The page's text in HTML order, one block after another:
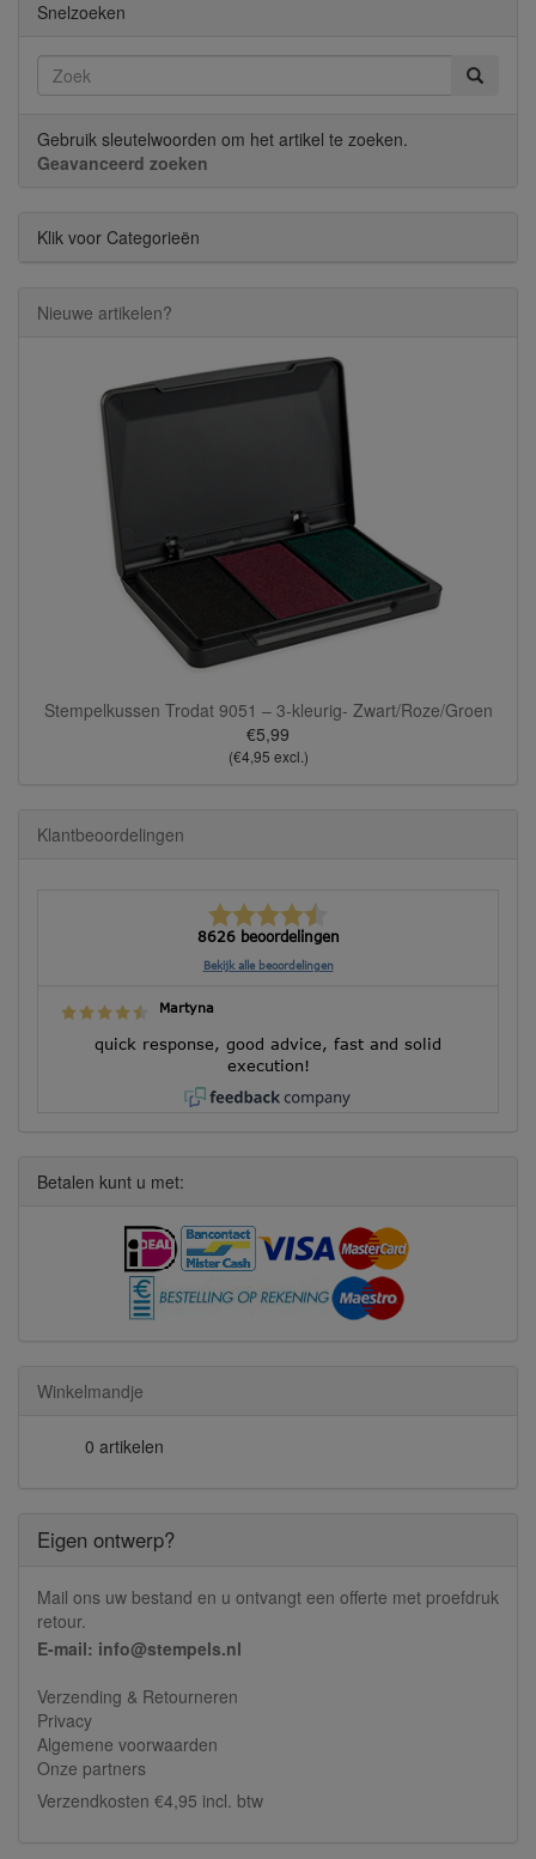
Snelzoeken
Gebruik sleutelwoorden om het artikel te zoeken.
Geavanceerd zoeken
Klik voor Categorieën
Nieuwe artikelen?
Stempelkussen Trodat 9051 – 3-kleurig- Zwart/Roze/Groen
€5,99
(€4,95 excl.)
Klantbeoordelingen
8626 beoordelingen
Bekijk alle beoordelingen
Martyna
quick response, good advice, fast and solid
execution!
Betalen kunt u met:
Winkelmandje
0 artikelen
Eigen ontwerp?
Mail ons uw bestand en u ontvangt een offerte met proefdruk
retour.
E-mail: info@stempels.nl
Verzending & Retourneren
Privacy
Algemene voorwaarden
Onze partners
Verzendkosten €4,95 incl. btw